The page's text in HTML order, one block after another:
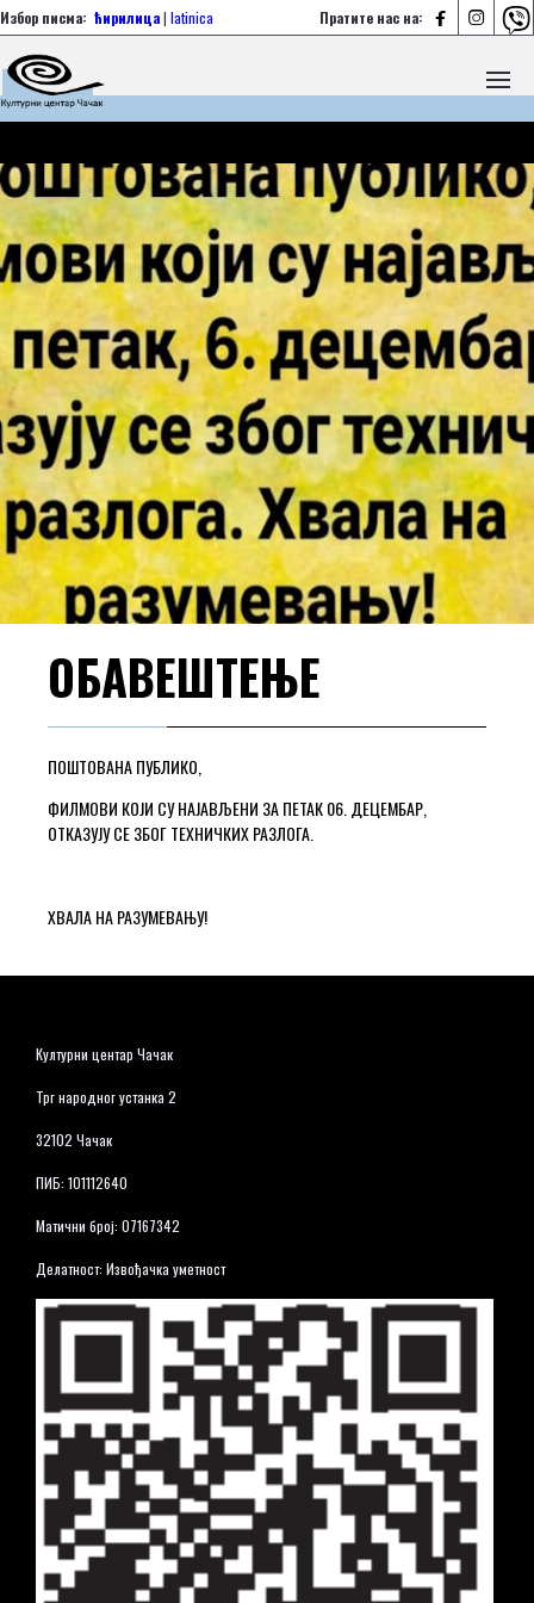
Пратите нас на:   
Избор писма: ћирилица| latinica
ОБАВЕШТЕЊЕ
ПОШТОВАНА ПУБЛИКО,
ФИЛМОВИ КОЈИ СУ НАЈАВЉЕНИ ЗА ПЕТАК 06. ДЕЦЕМБАР,
ОТКАЗУЈУ СЕ ЗБОГ ТЕХНИЧКИХ РАЗЛОГА.
ХВАЛА НА РАЗУМЕВАЊУ!
Културни центар Чачак
Трг народног устанка 2
32102 Чачак
ПИБ: 101112640
Матични број: 07167342
Делатност: Извођачка уметност